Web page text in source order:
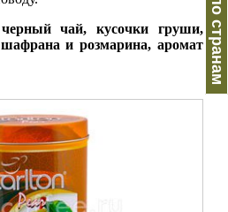
чай, кусочки груши,
и розмарина, аромат